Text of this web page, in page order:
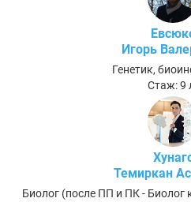
Игорь
Генетик,
Стаж: 9
Темиркан
Биолог (после ПП и ПК - Биолог